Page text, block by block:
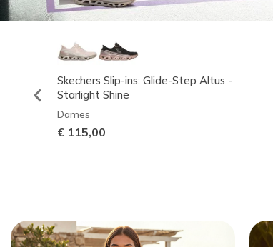
Skechers Slip-ins: Glide-Step Altus -
Starlight Shine
Dames
€ 115,00